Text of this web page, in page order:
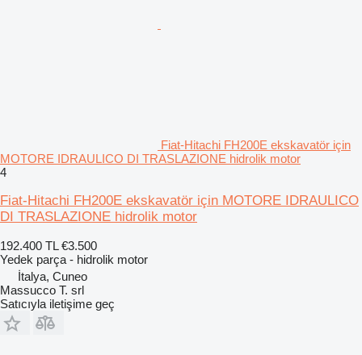
Fiat-Hitachi FH200E ekskavatör için
MOTORE IDRAULICO DI TRASLAZIONE hidrolik motor
4
Fiat-Hitachi FH200E ekskavatör için MOTORE IDRAULICO
DI TRASLAZIONE hidrolik motor
192.400 TL €3.500
Yedek parça - hidrolik motor
İtalya, Cuneo
Massucco T. srl
Satıcıyla iletişime geç